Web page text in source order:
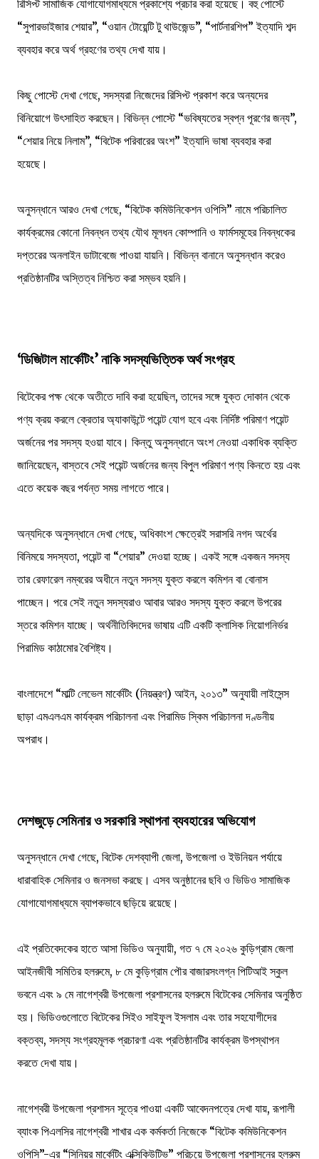
রিসিপ্ট সামাজিক যোগাযোগমাধ্যমে প্রকাশ্যে প্রচার করা হয়েছে। বহু পোস্টে
“সুপারভাইজার শেয়ার”, “ওয়ান টোয়েন্টি টু থাউজেন্ড”, “পার্টনারশিপ” ইত্যাদি শব্দ
ব্যবহার করে অর্থ গ্রহণের তথ্য দেখা যায়।
কিছু পোস্টে দেখা গেছে, সদস্যরা নিজেদের রিসিপ্ট প্রকাশ করে অন্যদের
বিনিয়োগে উৎসাহিত করছেন। বিভিন্ন পোস্টে “ভবিষ্যতের স্বপ্ন পূরণের জন্য”,
“শেয়ার নিয়ে নিলাম”, “বিটেক পরিবারের অংশ” ইত্যাদি ভাষা ব্যবহার করা
হয়েছে।
অনুসন্ধানে আরও দেখা গেছে, “বিটেক কমিউনিকেশন ওপিসি” নামে পরিচালিত
কার্যক্রমের কোনো নিবন্ধন তথ্য যৌথ মূলধন কোম্পানি ও ফার্মসমূহের নিবন্ধকের
দপ্তরের অনলাইন ডাটাবেজে পাওয়া যায়নি। বিভিন্ন বানানে অনুসন্ধান করেও
প্রতিষ্ঠানটির অস্তিত্ব নিশ্চিত করা সম্ভব হয়নি।
‘ডিজিটাল মার্কেটিং’ নাকি সদস্যভিত্তিক অর্থ সংগ্রহ
বিটেকের পক্ষ থেকে অতীতে দাবি করা হয়েছিল, তাদের সঙ্গে যুক্ত দোকান থেকে
পণ্য ক্রয় করলে ক্রেতার অ্যাকাউন্টে পয়েন্ট যোগ হবে এবং নির্দিষ্ট পরিমাণ পয়েন্ট
অর্জনের পর সদস্য হওয়া যাবে। কিন্তু অনুসন্ধানে অংশ নেওয়া একাধিক ব্যক্তি
জানিয়েছেন, বাস্তবে সেই পয়েন্ট অর্জনের জন্য বিপুল পরিমাণ পণ্য কিনতে হয় এবং
এতে কয়েক বছর পর্যন্ত সময় লাগতে পারে।
অন্যদিকে অনুসন্ধানে দেখা গেছে, অধিকাংশ ক্ষেত্রেই সরাসরি নগদ অর্থের
বিনিময়ে সদস্যতা, পয়েন্ট বা “শেয়ার” দেওয়া হচ্ছে। একই সঙ্গে একজন সদস্য
তার রেফারেল নম্বরের অধীনে নতুন সদস্য যুক্ত করলে কমিশন বা বোনাস
পাচ্ছেন। পরে সেই নতুন সদস্যরাও আবার আরও সদস্য যুক্ত করলে উপরের
স্তরে কমিশন যাচ্ছে। অর্থনীতিবিদদের ভাষায় এটি একটি ক্লাসিক নিয়োগনির্ভর
পিরামিড কাঠামোর বৈশিষ্ট্য।
বাংলাদেশে “মাল্টি লেভেল মার্কেটিং (নিয়ন্ত্রণ) আইন, ২০১৩” অনুযায়ী লাইসেন্স
ছাড়া এমএলএম কার্যক্রম পরিচালনা এবং পিরামিড স্কিম পরিচালনা দণ্ডনীয়
অপরাধ।
দেশজুড়ে সেমিনার ও সরকারি স্থাপনা ব্যবহারের অভিযোগ
অনুসন্ধানে দেখা গেছে, বিটেক দেশব্যাপী জেলা, উপজেলা ও ইউনিয়ন পর্যায়ে
ধারাবাহিক সেমিনার ও জনসভা করছে। এসব অনুষ্ঠানের ছবি ও ভিডিও সামাজিক
যোগাযোগমাধ্যমে ব্যাপকভাবে ছড়িয়ে রয়েছে।
এই প্রতিবেদকের হাতে আসা ভিডিও অনুযায়ী, গত ৭ মে ২০২৬ কুড়িগ্রাম জেলা
আইনজীবী সমিতির হলরুমে, ৮ মে কুড়িগ্রাম পৌর বাজারসংলগ্ন পিটিআই স্কুল
ভবনে এবং ৯ মে নাগেশ্বরী উপজেলা প্রশাসনের হলরুমে বিটেকের সেমিনার অনুষ্ঠিত
হয়। ভিডিওগুলোতে বিটেকের সিইও সাইফুল ইসলাম এবং তার সহযোগীদের
বক্তব্য, সদস্য সংগ্রহমূলক প্রচারণা এবং প্রতিষ্ঠানটির কার্যক্রম উপস্থাপন
করতে দেখা যায়।
নাগেশ্বরী উপজেলা প্রশাসন সূত্রে পাওয়া একটি আবেদনপত্রে দেখা যায়, রূপালী
ব্যাংক পিএলসির নাগেশ্বরী শাখার এক কর্মকর্তা নিজেকে “বিটেক কমিউনিকেশন
ওপিসি”-এর “সিনিয়র মার্কেটিং এক্সিকিউটিভ” পরিচয়ে উপজেলা প্রশাসনের হলরুম